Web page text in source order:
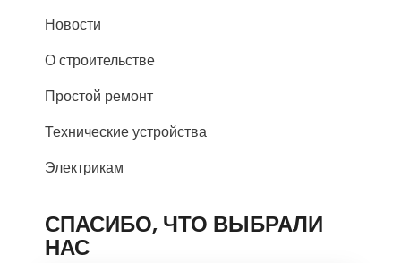
Новости
О строительстве
Простой ремонт
Технические устройства
Электрикам
СПАСИБО, ЧТО ВЫБРАЛИ
НАС